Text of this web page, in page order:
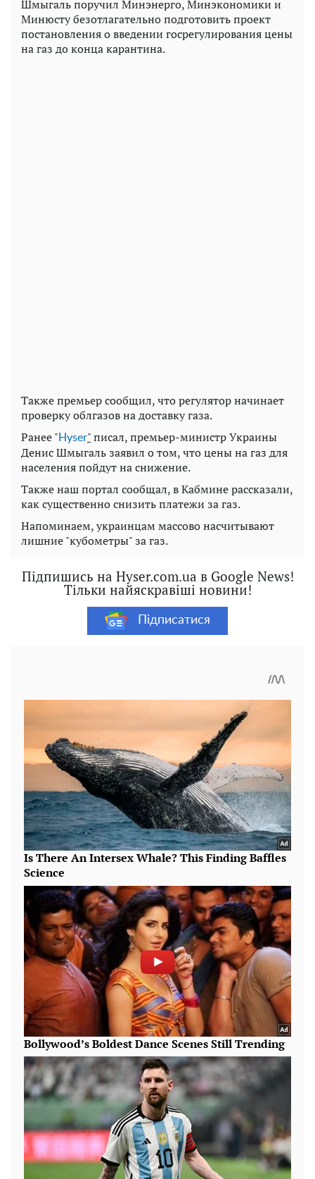
Шмыгаль поручил Минэнерго, Минэкономики и
Минюсту безотлагательно подготовить проект
постановления о введении госрегулирования цены
на газ до конца карантина.
Также премьер сообщил, что регулятор начинает
проверку облгазов на доставку газа.
Ранее " Нyser"писал, премьер-министр Украины
Денис Шмыгаль заявил о том, что цены на газ для
населения пойдут на снижение.
Также наш портал сообщал, в Кабмине рассказали,
как существенно снизить платежи за газ.
Напоминаем, украинцам массово насчитывают
лишние "кубометры" за газ.
Підпишись на Hyser.com.ua в Google News!
Тільки найяскравіші новини!
Підписатися